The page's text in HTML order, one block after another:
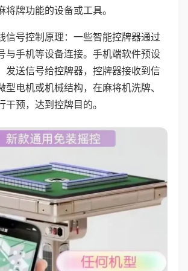
将牌功能的设备或工具。
信号控制原理：一些智能控牌器通过
与手机等设备连接。手机端软件预设
发送信号给控牌器，控牌器接收到信
型电机或机械结构，在麻将机洗牌、
干预，达到控牌目的。